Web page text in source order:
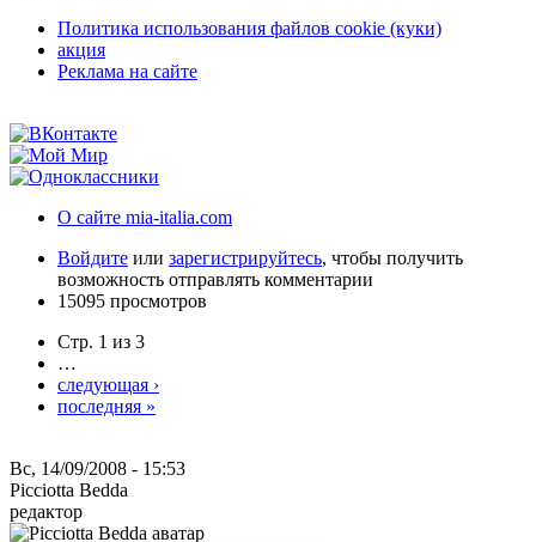
Политика использования файлов cookie (куки)
акция
Реклама на сайте
О сайте mia-italia.com
Войдите или зарегистрируйтесь, чтобы получить
возможность отправлять комментарии
15095 просмотров
Стр. 1 из 3
…
следующая ›
последняя »
Вс, 14/09/2008 - 15:53
Picciotta Bedda
редактор